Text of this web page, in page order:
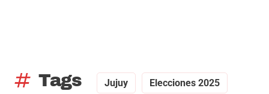
tag Tags Jujuy Elecciones 2025